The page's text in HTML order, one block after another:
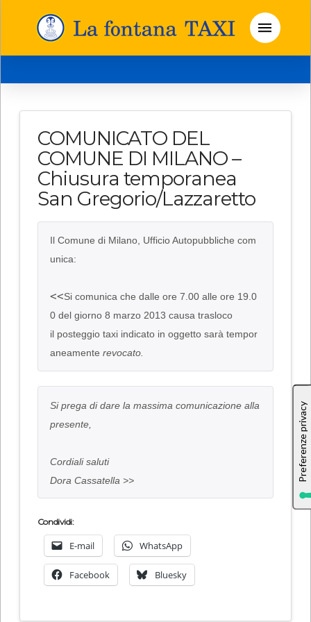
COMUNICATO DEL
COMUNE DI MILANO –
Chiusura temporanea
San Gregorio/Lazzaretto
Il Comune di Milano, Ufficio Autopubbliche com
unica:
<<Si comunica che dalle ore 7.00 alle ore 19.0
0 del giorno 8 marzo 2013 causa trasloco
il posteggio taxi indicato in oggetto sarà tempor
aneamente revocato.
Si prega di dare la massima comunicazione alla
presente,
Cordiali saluti
Dora Cassatella >>
Condividi:
E-mail WhatsApp
Facebook Bluesky